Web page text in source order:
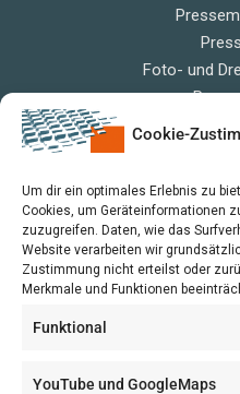
Cookie-
Um dir ein optimales Erlebnis zu
Cookies, um Geräteinformationen
zuzugreifen. Daten, wie das
Website verarbeiten wir
Zustimmung nicht erteilst oder
Merkmale und Funktionen
Funktional
YouTube und GoogleMaps
Foto- und